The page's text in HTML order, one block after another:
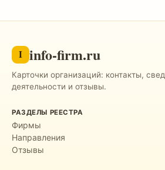
I info-firm.ru
Карточки организаций: контакты,
деятельности и отзывы.
РАЗДЕЛЫ РЕЕСТРА
Фирмы
Направления
Отзывы